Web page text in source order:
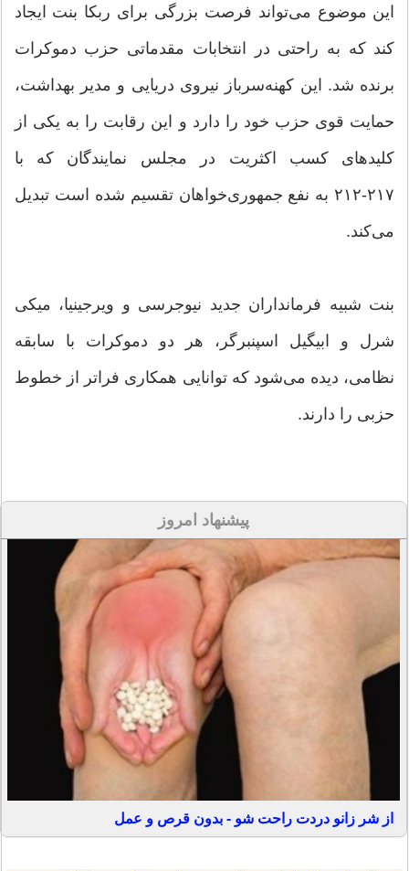
این موضوع می‌تواند فرصت بزرگی برای ربکا بنت ایجاد
کند که به راحتی در انتخابات مقدماتی حزب دموکرات
برنده شد. این کهنه‌سرباز نیروی دریایی و مدیر بهداشت،
حمایت قوی حزب خود را دارد و این رقابت را به یکی از
کلیدهای کسب اکثریت در مجلس نمایندگان که با
۲۱۷-۲۱۲ به نفع جمهوری‌خواهان تقسیم شده است تبدیل
می‌کند.
بنت شبیه فرمانداران جدید نیوجرسی و ویرجینیا، میکی
شرل و ابیگیل اسپنبرگر، هر دو دموکرات با سابقه
نظامی، دیده می‌شود که توانایی همکاری فراتر از خطوط
حزبی را دارند.
پیشنهاد امروز
از شر زانو دردت راحت شو - بدون قرص و عمل